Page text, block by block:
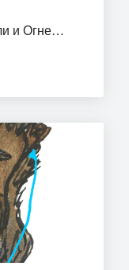
и Огне…